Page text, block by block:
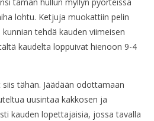
lohtu. Ketjuja muokattiin pelin
tehdä kauden viimeisen
kaudelta loppuivat hienoon 9-4
tähän. Jäädään odottamaan
uusintaa kakkosen ja
kauden lopettajaisia, jossa tavalla